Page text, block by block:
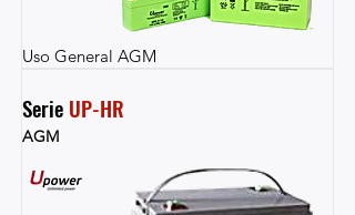
Uso General AGM
Serie UP-HR
AGM